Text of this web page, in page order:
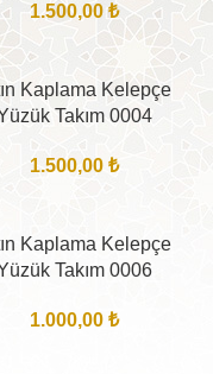
1.500,00 ₺
Kaplama Kelepçe
Takım 0004
1.500,00 ₺
Kaplama Kelepçe
Takım 0006
1.000,00 ₺